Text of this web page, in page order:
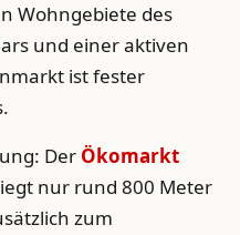
Wohngebiete des
und einer aktiven
ist fester
Der Ökomarkt
nur rund 800 Meter
zum